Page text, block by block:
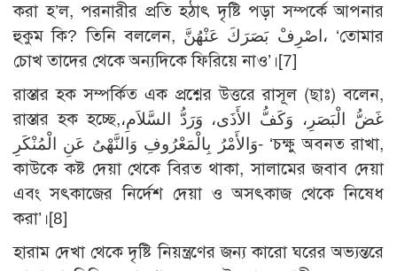
করা হ’ল, পরনারীর প্রতি হঠাৎ দৃষ্টি পড়া সম্পর্কে আপনার
হুকুম কি? তিনি বললেন, اصْرِفْ بَصَرَكَ عَنْهُنَّ، ‘তোমার
চোখ তাদের থেকে অন্যদিকে ফিরিয়ে নাও’।[7]
রাস্তার হক সম্পর্কিত এক প্রশ্নের উত্তরে রাসূল (ছাঃ) বলেন,
রাস্তার হক হচ্ছে,غَضُّ الْبَصَرِ، وَكَفُّ الأَذَى، وَرَدُّ السَّلاَمِ،
وَالأَمْرُ بِالْمَعْرُوفِ وَالنَّهْىُ عَنِ الْمُنْكَرِ- ‘চক্ষু অবনত রাখা,
কাউকে কষ্ট দেয়া থেকে বিরত থাকা, সালামের জবাব দেয়া
এবং সৎকাজের নির্দেশ দেয়া ও অসৎকাজ থেকে নিষেধ
করা’।[8]
হারাম দেখা থেকে দৃষ্টি নিয়ন্ত্রণের জন্য কারো ঘরের অভ্যন্তরে